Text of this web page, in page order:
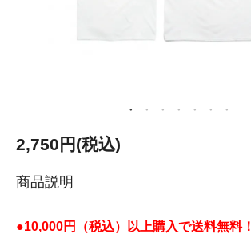
2,750円(税込)
商品説明
●10,000円（税込）以上購入で送料無料！